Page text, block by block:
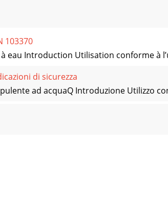
103370
eau Introduction Utilisation conforme à
di sicurezza
ad acquaQ Introduzione Utilizzo